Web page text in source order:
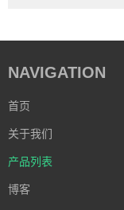
NAVIGATION
首页
关于我们
产品列表
博客